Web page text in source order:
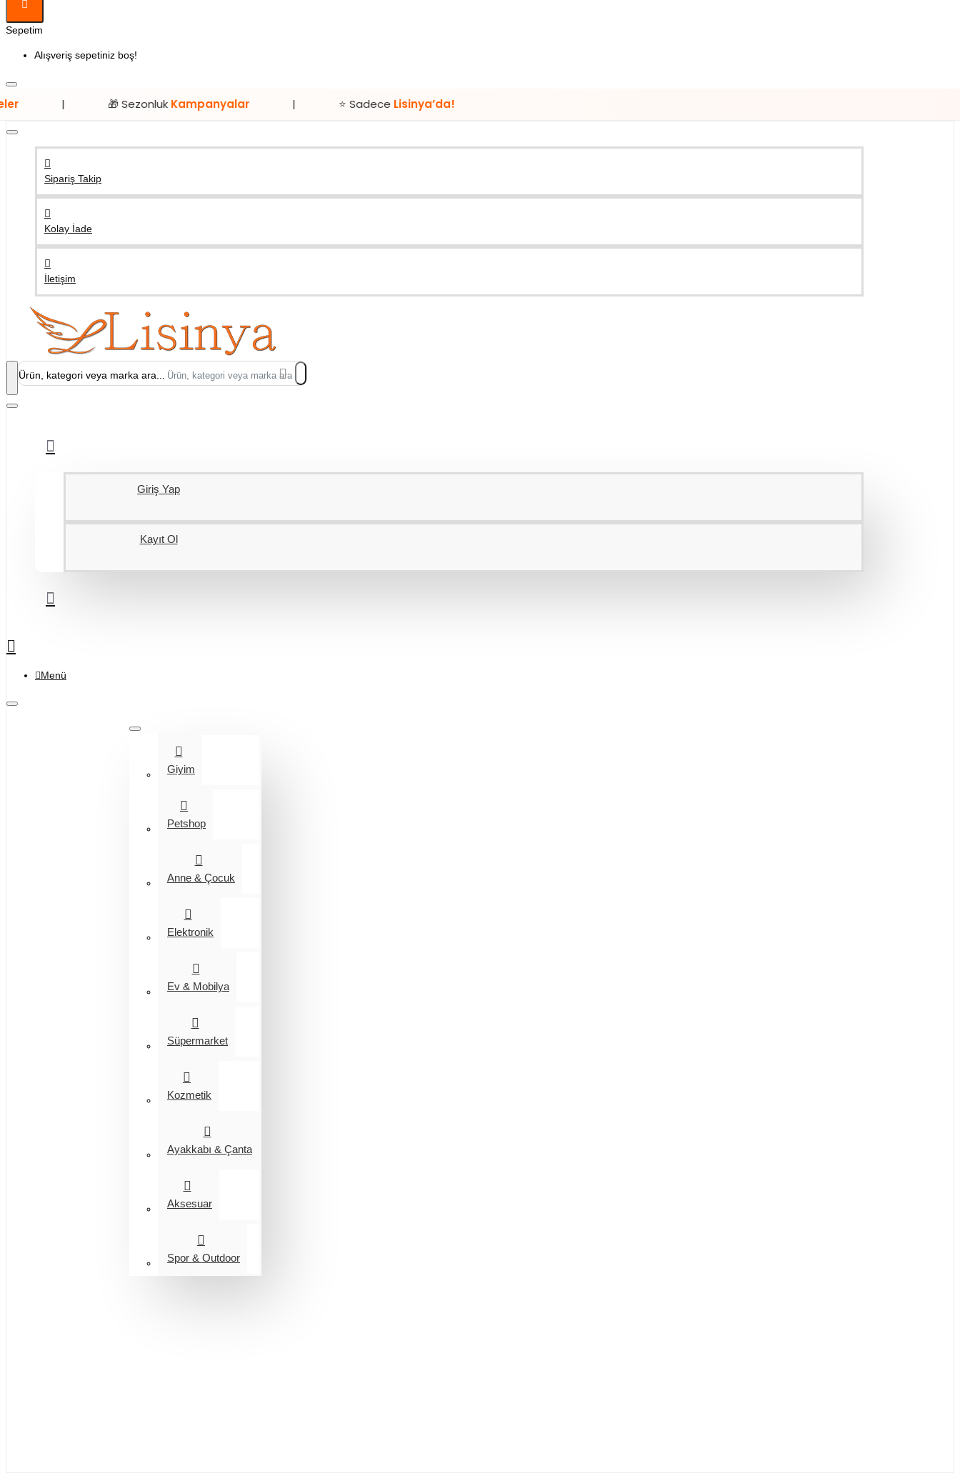
Sepetim
Alışveriş sepetiniz boş!
🎁 Sezonluk Kampanyalar | ⭐ Sadece Lisinya’da!
Sipariş Takip
Kolay İade
İletişim
Ürün, kategori veya marka ara...
Giriş Yap
Kayıt Ol
Menü
Giyim
Petshop
Anne & Çocuk
Elektronik
Ev & Mobilya
Süpermarket
Kozmetik
Ayakkabı & Çanta
Aksesuar
Spor & Outdoor